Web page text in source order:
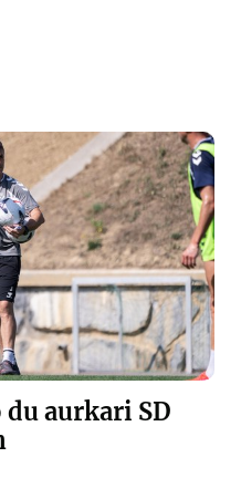
du aurkari SD